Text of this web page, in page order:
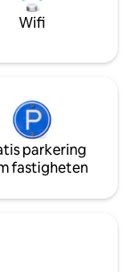
en 4: e våningen
Wifi
parkering
fastigheten